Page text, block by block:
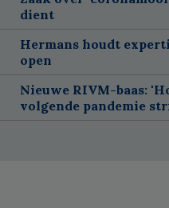
dient
Hermans houdt
open
Nieuwe RIVM-baas:
volgende pandemie